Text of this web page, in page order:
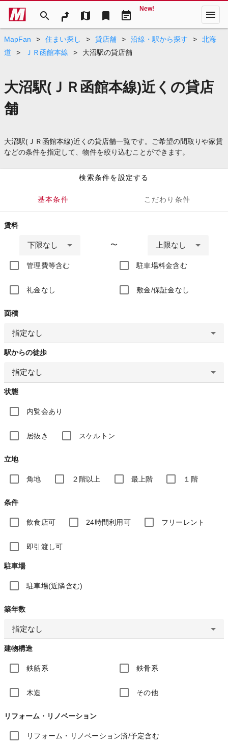
search map bookmark event_note
New! menu
MapFan > 住まい探し > 貸店舗 > 沿線・駅から探す >
北海
道
> ＪＲ函館本線 > 大沼駅の貸店舗
大沼駅(ＪＲ函館本線)近くの貸店
舗
大沼駅(ＪＲ函館本線)近くの貸店舗一覧です。ご希望の間取りや家賃
などの条件を指定して、物件を絞り込むことができます。
検索条件を設定する
基本条件 こだわり条件
賃料
下限なし 〜 上限なし
管理費等含む 駐車場料金含む
礼金なし 敷金/保証金なし
面積
指定なし
駅からの徒歩
指定なし
状態
内覧会あり
居抜き スケルトン
立地
角地 ２階以上 最上階 １階
条件
飲食店可 24時間利用可 フリーレント
即引渡し可
駐車場
駐車場(近隣含む)
築年数
指定なし
建物構造
鉄筋系 鉄骨系
木造 その他
リフォーム・リノベーション
リフォーム・リノベーション済/予定含む